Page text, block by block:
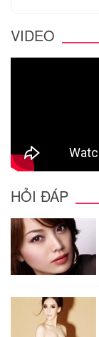
VIDEO
HỎI ĐÁP